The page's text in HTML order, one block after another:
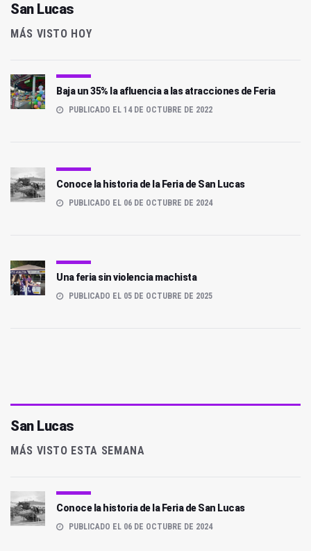
San Lucas
MÁS VISTO HOY
Baja un 35% la afluencia a las atracciones de Feria
PUBLICADO EL 14 DE OCTUBRE DE 2022
Conoce la historia de la Feria de San Lucas
PUBLICADO EL 06 DE OCTUBRE DE 2024
Una feria sin violencia machista
PUBLICADO EL 05 DE OCTUBRE DE 2025
San Lucas
MÁS VISTO ESTA SEMANA
Conoce la historia de la Feria de San Lucas
PUBLICADO EL 06 DE OCTUBRE DE 2024